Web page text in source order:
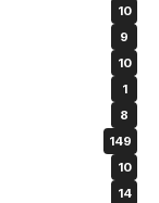
10
9
10
1
8
149
10
14